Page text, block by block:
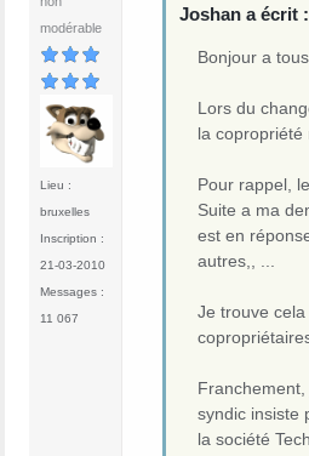
modérable
Lieu :
bruxelles
Inscription :
21-03-2010
Messages :
11 067
Joshan a écrit :
Bonjour a
Lors du
la copropriété
Pour rappel,
Suite a ma
est en
autres,, ...
Je trouve
syndic insiste
la société